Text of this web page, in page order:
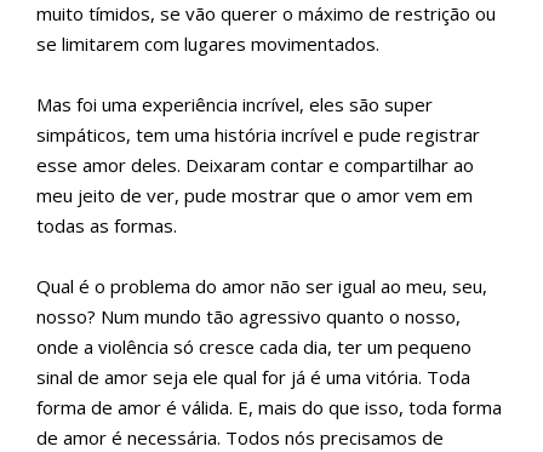
muito tímidos, se vão querer o máximo de restrição ou
se limitarem com lugares movimentados.
Mas foi uma experiência incrível, eles são super
simpáticos, tem uma história incrível e pude registrar
esse amor deles. Deixaram contar e compartilhar ao
meu jeito de ver, pude mostrar que o amor vem em
todas as formas.
Qual é o problema do amor não ser igual ao meu, seu,
nosso? Num mundo tão agressivo quanto o nosso,
onde a violência só cresce cada dia, ter um pequeno
sinal de amor seja ele qual for já é uma vitória. Toda
forma de amor é válida. E, mais do que isso, toda forma
de amor é necessária. Todos nós precisamos de